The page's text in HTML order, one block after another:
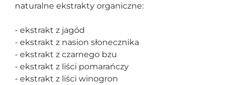
naturalne ekstrakty organiczne:
- ekstrakt z jagód
- ekstrakt z nasion słonecznika
- ekstrakt z czarnego bzu
- ekstrakt z liści pomarańczy
- ekstrakt z liści winogron